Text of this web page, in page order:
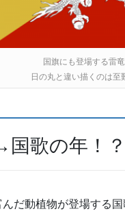
国旗にも登場する雷竜
日の丸と違い描くのは至
歌の年！？
だ動植物が登場する